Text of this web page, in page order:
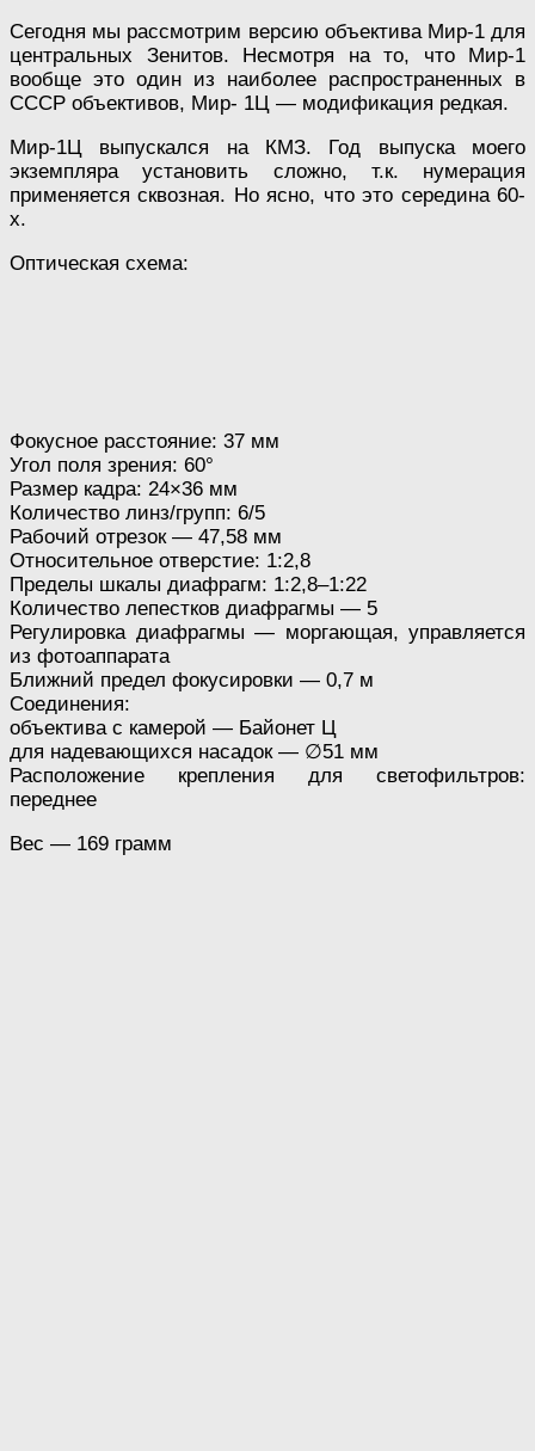
Сегодня мы рассмотрим версию объектива Мир-1 для
центральных Зенитов. Несмотря на то, что Мир-1
вообще это один из наиболее распространенных в
СССР объективов, Мир- 1Ц — модификация редкая.
Мир-1Ц выпускался на КМЗ. Год выпуска моего
экземпляра установить сложно, т.к. нумерация
применяется сквозная. Но ясно, что это середина 60-
х.
Оптическая схема:
Фокусное расстояние: 37 мм
Угол поля зрения: 60°
Размер кадра: 24×36 мм
Количество линз/групп: 6/5
Рабочий отрезок — 47,58 мм
Относительное отверстие: 1:2,8
Пределы шкалы диафрагм: 1:2,8–1:22
Количество лепестков диафрагмы — 5
Регулировка диафрагмы — моргающая, управляется
из фотоаппарата
Ближний предел фокусировки — 0,7 м
Соединения:
объектива с камерой — Байонет Ц
для надевающихся насадок — ∅51 мм
Расположение крепления для светофильтров:
переднее
Вес — 169 грамм